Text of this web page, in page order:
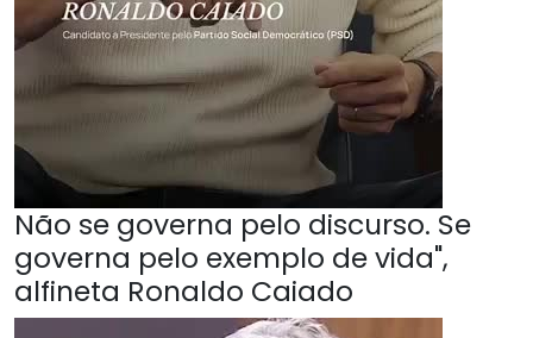
Não se governa pelo discurso. Se
governa pelo exemplo de vida",
alfineta Ronaldo Caiado